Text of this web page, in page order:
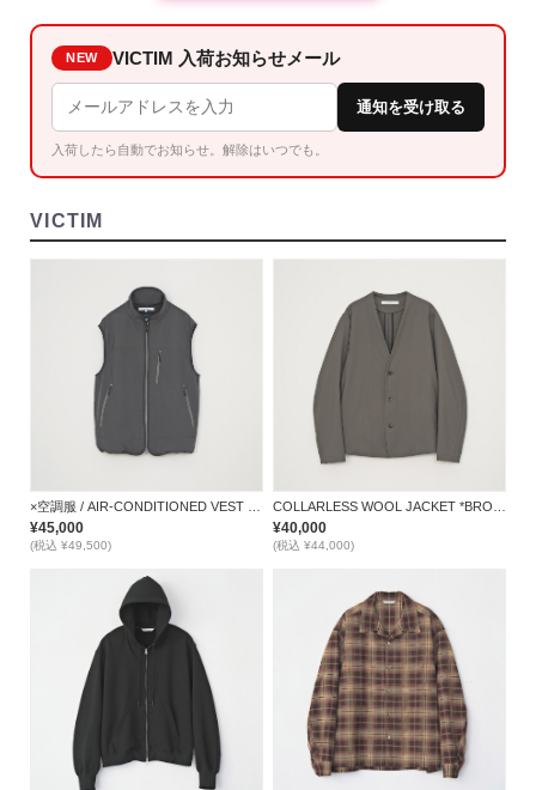
NEW VICTIM 入荷お知らせメール
通知を受け取る
入荷したら自動でお知らせ。解除はいつでも。
VICTIM
¥45,000
(税込 ¥49,500)
¥40,000
(税込 ¥44,000)